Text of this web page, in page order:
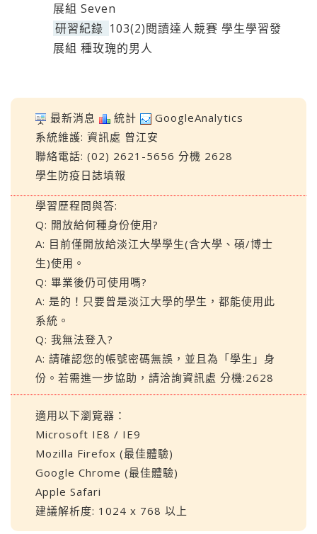
展組 Seven
研習紀錄 103(2)閱讀達人競賽 學生學習發
展組 種玫瑰的男人
最新消息 統計
GoogleAnalytics
系統維護: 資訊處 曾江安
聯絡電話: (02) 2621-5656 分機 2628
學生防疫日誌填報
學習歷程問與答:
Q: 開放給何種身份使用?
A: 目前僅開放給淡江大學學生(含大學、碩/博士
生)使用。
Q: 畢業後仍可使用嗎?
A: 是的！只要曾是淡江大學的學生，都能使用此
系統。
Q: 我無法登入?
A: 請確認您的帳號密碼無誤，並且為「學生」身
份。若需進一步協助，請洽詢資訊處 分機:2628
適用以下瀏覽器：
Microsoft IE8 / IE9
Mozilla Firefox (最佳體驗)
Google Chrome (最佳體驗)
Apple Safari
建議解析度: 1024 x 768 以上